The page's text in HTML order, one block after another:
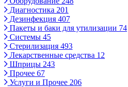
Диагностика 201
Дезинфекция 407
Пакеты и баки для утилизации 74
Системы 45
Стерилизация 493
Лекарственные средства 12
Шприцы 243
Прочее 67
Услуги и Прочее 206